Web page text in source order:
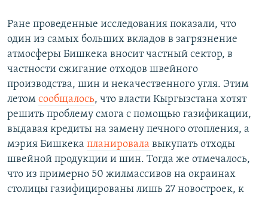
Ране проведенные исследования показали, что
один из самых больших вкладов в загрязнение
атмосферы Бишкека вносит частный сектор, в
частности сжигание отходов швейного
производства, шин и некачественного угля. Этим
летом сообщалось, что власти Кыргызстана хотят
решить проблему смога с помощью газификации,
выдавая кредиты на замену печного отопления, а
мэрия Бишкека планировала выкупать отходы
швейной продукции и шин. Тогда же отмечалось,
что из примерно 50 жилмассивов на окраинах
столицы газифицированы лишь 27 новостроек, к